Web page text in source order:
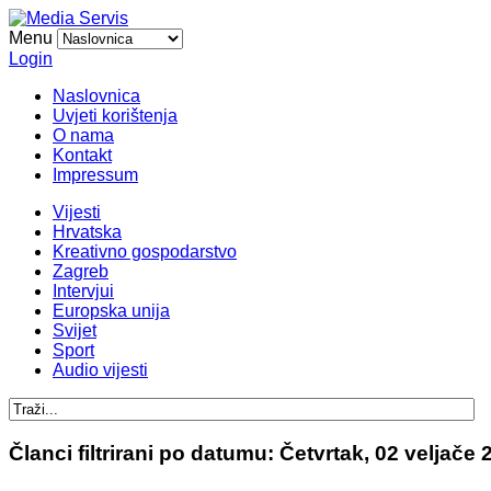
Menu
Login
Naslovnica
Uvjeti korištenja
O nama
Kontakt
Impressum
Vijesti
Hrvatska
Kreativno gospodarstvo
Zagreb
Intervjui
Europska unija
Svijet
Sport
Audio vijesti
Članci filtrirani po datumu: Četvrtak, 02 veljače